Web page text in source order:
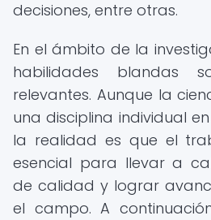
decisiones, entre otras.
En el ámbito de la
habilidades blandas
relevantes. Aunque la
una disciplina individual
la realidad es que el
esencial para llevar a
de calidad y lograr
el campo. A